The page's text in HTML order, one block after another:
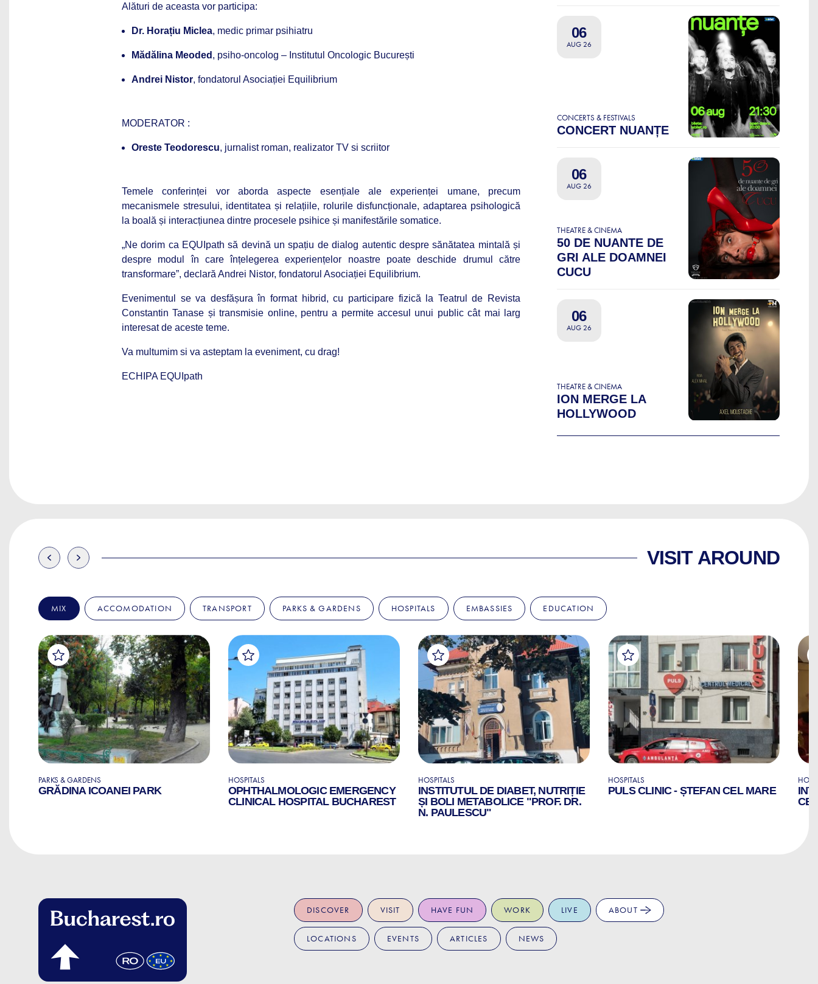
Alături de aceasta vor participa:
Dr. Horațiu Miclea, medic primar psihiatru
Mădălina Meoded , psiho-oncolog – Institutul Oncologic București
Andrei Nistor, fondatorul Asociației Equilibrium
MODERATOR :
Oreste Teodorescu, jurnalist roman, realizator TV si scriitor
Temele conferinței vor aborda aspecte esențiale ale experienței umane, precum
mecanismele stresului, identitatea și relațiile, rolurile disfuncționale, adaptarea psihologică
la boală și interacțiunea dintre procesele psihice și manifestările somatice.
„Ne dorim ca EQUIpath să devină un spațiu de dialog autentic despre sănătatea mintală și
despre modul în care înțelegerea experiențelor noastre poate deschide drumul către
transformare”, declară Andrei Nistor, fondatorul Asociației Equilibrium.
Evenimentul se va desfășura în format hibrid, cu participare fizică la Teatrul de Revista
Constantin Tanase și transmisie online, pentru a permite accesul unui public cât mai larg
interesat de aceste teme.
Va multumim si va asteptam la eveniment, cu drag!
ECHIPA EQUIpath
06
AUG 26
CONCERTS & FESTIVALS
CONCERT NUANȚE
06
AUG 26
THEATRE & CINEMA
50 DE NUANTE DE
GRI ALE DOAMNEI
CUCU
06
AUG 26
THEATRE & CINEMA
ION MERGE LA
HOLLYWOOD
VISIT AROUND
MIX ACCOMODATION TRANSPORT PARKS & GARDENS HOSPITALS EMBASSIES EDUCATION
PARKS & GARDENS
GRĂDINA ICOANEI PARK
HOSPITALS
OPHTHALMOLOGIC EMERGENCY
CLINICAL HOSPITAL BUCHAREST
HOSPITALS
INSTITUTUL DE DIABET, NUTRIȚIE
ȘI BOLI METABOLICE "PROF. DR.
N. PAULESCU"
HOSPITALS
PULS CLINIC - ȘTEFAN CEL MARE
DISCOVER VISIT HAVE FUN WORK LIVE ABOUT
LOCATIONS EVENTS ARTICLES NEWS